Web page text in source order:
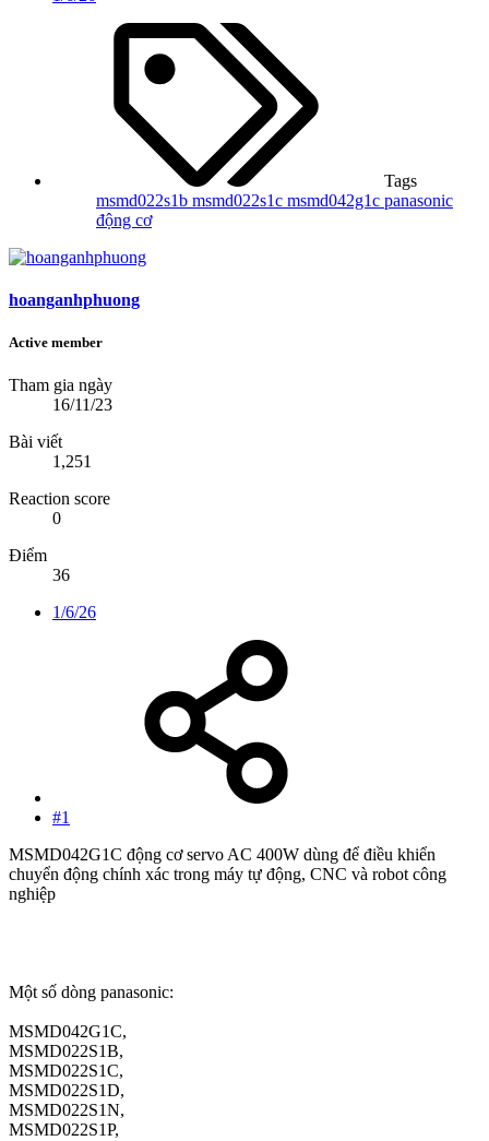
Tags
msmd022s1b msmd022s1c msmd042g1c panasonic
động cơ
hoanganhphuong
Active member
Tham gia ngày
16/11/23
Bài viết
1,251
Reaction score
0
Điểm
36
1/6/26
#1
MSMD042G1C động cơ servo AC 400W dùng để điều khiển
chuyển động chính xác trong máy tự động, CNC và robot công
nghiệp
Một số dòng panasonic:
MSMD042G1C,
MSMD022S1B,
MSMD022S1C,
MSMD022S1D,
MSMD022S1N,
MSMD022S1P,